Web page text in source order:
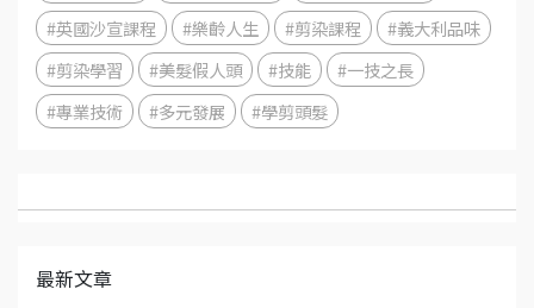
#英國沙宣課程
#樂齡人生 #剪染課程
#義大利品味
#剪染學習
#美髮假人頭 #技能
#一技之長
#專業技術
#多元發展 #學剪頭髮
最新文章